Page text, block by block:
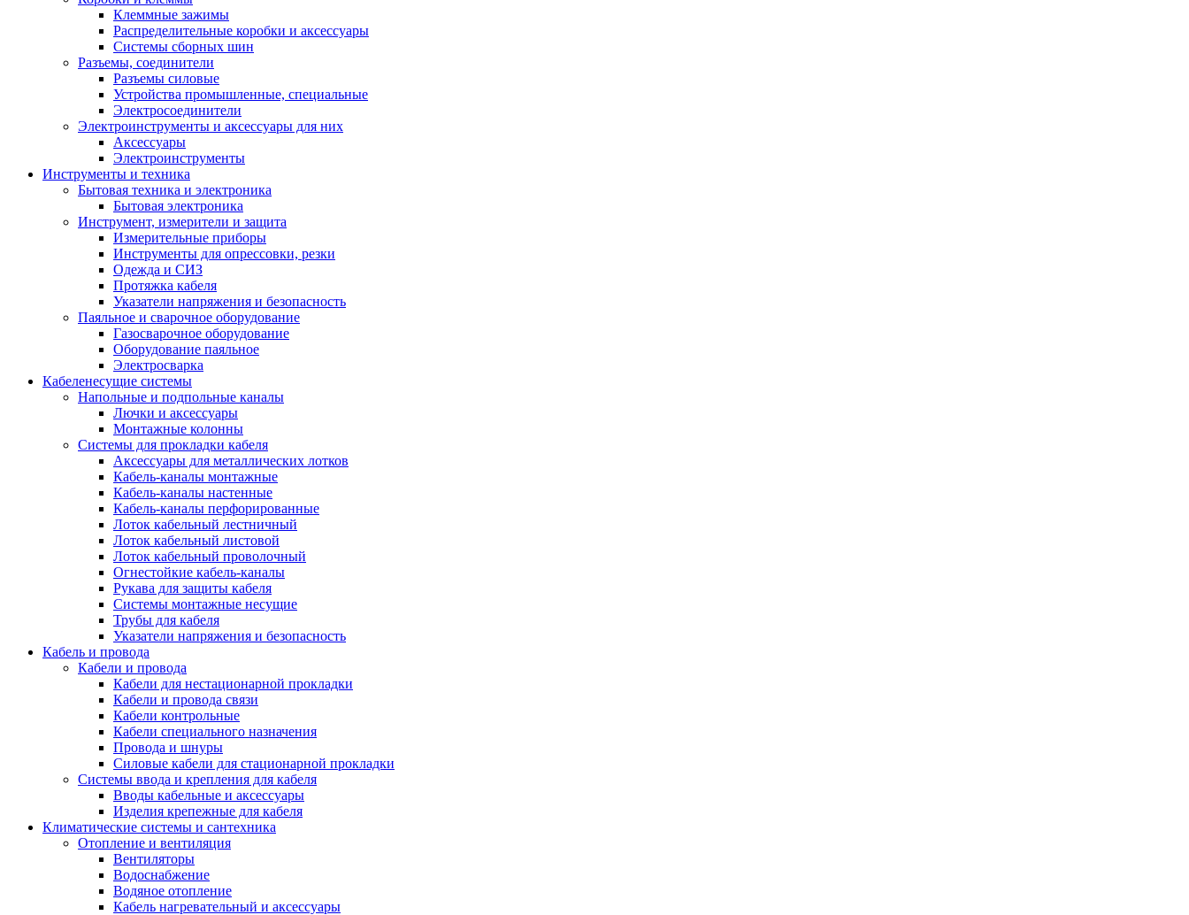
Клеммные зажимы
Распределительные коробки и аксессуары
Системы сборных шин
Разъемы, соединители
Разъемы силовые
Устройства промышленные, специальные
Электросоединители
Электроинструменты и аксессуары для них
Аксессуары
Электроинструменты
Инструменты и техника
Бытовая техника и электроника
Бытовая электроника
Инструмент, измерители и защита
Измерительные приборы
Инструменты для опрессовки, резки
Одежда и СИЗ
Протяжка кабеля
Указатели напряжения и безопасность
Паяльное и сварочное оборудование
Газосварочное оборудование
Оборудование паяльное
Электросварка
Кабеленесущие системы
Напольные и подпольные каналы
Лючки и аксессуары
Монтажные колонны
Системы для прокладки кабеля
Аксессуары для металлических лотков
Кабель-каналы монтажные
Кабель-каналы настенные
Кабель-каналы перфорированные
Лоток кабельный лестничный
Лоток кабельный листовой
Лоток кабельный проволочный
Огнестойкие кабель-каналы
Рукава для защиты кабеля
Системы монтажные несущие
Трубы для кабеля
Указатели напряжения и безопасность
Кабель и провода
Кабели и провода
Кабели для нестационарной прокладки
Кабели и провода связи
Кабели контрольные
Кабели специального назначения
Провода и шнуры
Силовые кабели для стационарной прокладки
Системы ввода и крепления для кабеля
Вводы кабельные и аксессуары
Изделия крепежные для кабеля
Климатические системы и сантехника
Отопление и вентиляция
Вентиляторы
Водоснабжение
Водяное отопление
Кабель нагревательный и аксессуары